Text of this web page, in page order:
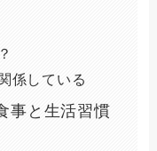
係している
事と生活習慣